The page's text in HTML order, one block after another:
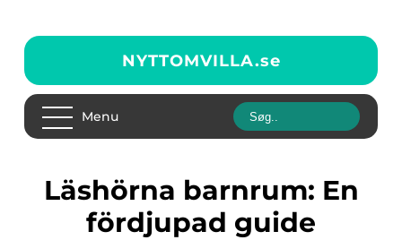
NYTTOMVILLA.se
Menu
Läshörna barnrum: En
fördjupad guide